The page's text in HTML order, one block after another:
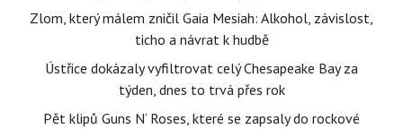
Zlom, který málem zničil Gaia Mesiah: Alkohol, závislost,
ticho a návrat k hudbě
Ústřice dokázaly vyfiltrovat celý Chesapeake Bay za
týden, dnes to trvá přes rok
Pět klipů Guns N‘ Roses, které se zapsaly do rockové